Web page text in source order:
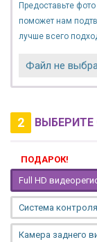
Предоставьте
поможет нам
лучше всего
Файл не
2
ПОДАРОК!
Full HD
Система
Камера заднего